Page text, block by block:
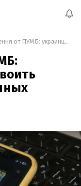
єВідновлення от ПУМБ: украинцы смогут удвоить суммы государственных выплат